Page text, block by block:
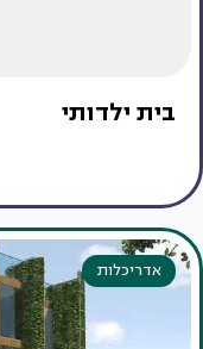
בית ילדותי
אדריכלות